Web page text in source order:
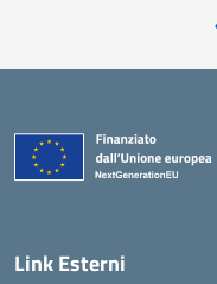
Link Esterni